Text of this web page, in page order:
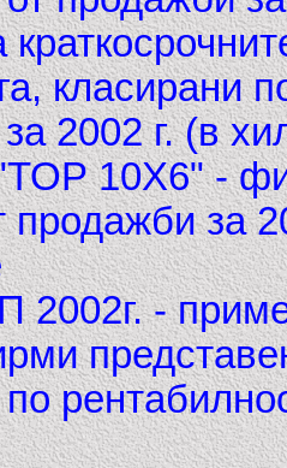
класирани
2002 г. (в
10Х6" -
продажби за
2002г. -